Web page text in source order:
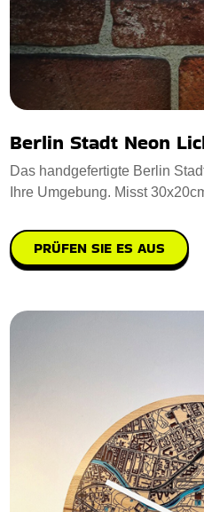
Berlin Stadt Neon
Das handgefertigte Berlin
Ihre Umgebung. Misst
PRÜFEN SIE ES AUS